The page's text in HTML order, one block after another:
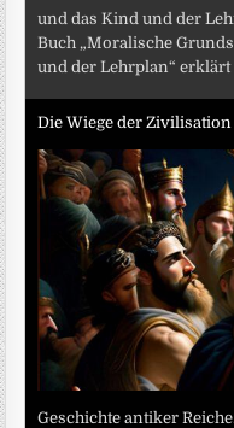
und das Kind und der
Buch „Moralische
und der Lehrplan“
Die Wiege der Zivilisation
Geschichte antiker